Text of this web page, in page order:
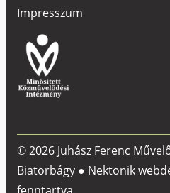
Impresszum
© 2026 Juhász Ferenc
Biatorbágy ● Nektonik
fenntartva.